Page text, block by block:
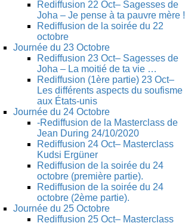
Rediffusion 22 Oct– Sagesses de
Joha – Je pense à ta pauvre mère !
Rediffusion de la soirée du 22
octobre
Journée du 23 Octobre
Rediffusion 23 Oct– Sagesses de
Joha – La moitié de ta vie …
Rediffusion (1ère partie) 23 Oct–
Les différents aspects du soufisme
aux États-unis
Journée du 24 Octobre
-Rediffusion de la Masterclass de
Jean During 24/10/2020
Rediffusion 24 Oct– Masterclass
Kudsi Ergüner
Rediffusion de la soirée du 24
octobre (première partie).
Rediffusion de la soirée du 24
octobre (2ème partie).
Journée du 25 Octobre
Rediffusion 25 Oct– Masterclass